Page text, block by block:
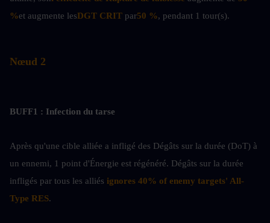
%et augmente lesDGT CRIT par50 %, pendant 1 tour(s).
Nœud 2
BUFF1 : Infection du tarse
Après qu'une cible alliée a infligé des Dégâts sur la durée (DoT) à
un ennemi, 1 point d'Énergie est régénéré. Dégâts sur la durée
infligés par tous les alliés ignores 40% of enemy targets' All-
Type RES.